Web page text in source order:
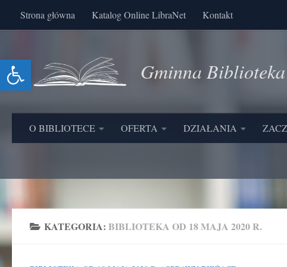
Otwórz pasek narzędzi
Skip to content
Strona główna Katalog Online LibraNet Kontakt
Gminna
O BIBLIOTECE OFERTA DZIAŁANIA
KATEGORIA: BIBLIOTEKA OD 18 MAJA 2020 R.